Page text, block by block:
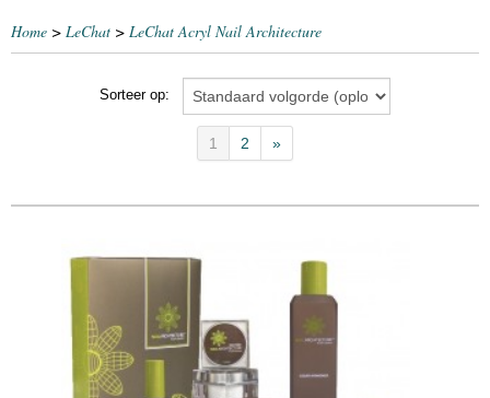
Home > LeChat > LeChat Acryl Nail Architecture
Sorteer op:
1 2 »